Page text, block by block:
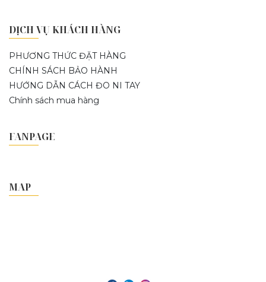
DỊCH VỤ KHÁCH HÀNG
PHƯƠNG THỨC ĐẶT HÀNG
CHÍNH SÁCH BẢO HÀNH
HƯỚNG DẪN CÁCH ĐO NI TAY
Chính sách mua hàng
FANPAGE
MAP